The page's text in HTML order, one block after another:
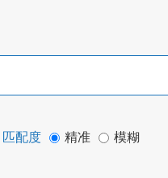
匹配度 精准 模糊